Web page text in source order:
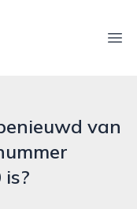
van